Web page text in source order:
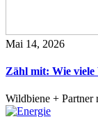
Mai 14, 2026
Zähl mit: Wie viele
Wildbiene + Partner